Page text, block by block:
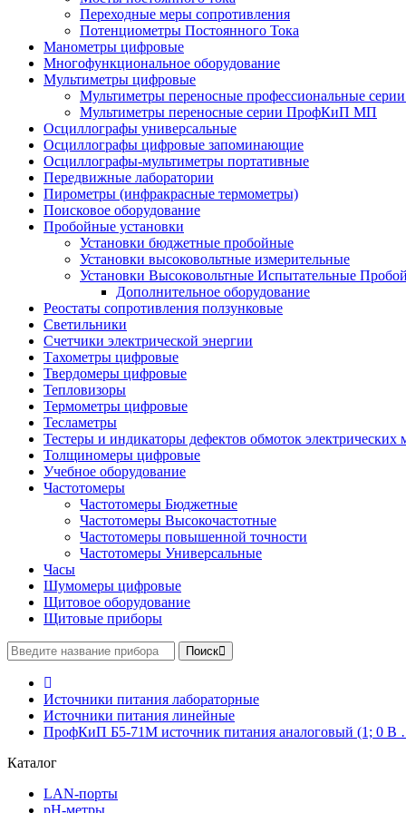
Переходные меры сопротивления
Потенциометры Постоянного Тока
Манометры цифровые
Многофункциональное оборудование
Мультиметры цифровые
Мультиметры переносные профессиональные
Мультиметры переносные серии ПрофКиП МП
Осциллографы универсальные
Осциллографы цифровые запоминающие
Осциллографы-мультиметры портативные
Передвижные лаборатории
Пирометры (инфракрасные термометры)
Поисковое оборудование
Пробойные установки
Установки бюджетные пробойные
Установки высоковольтные измерительные
Установки Высоковольтные Испытательные
Дополнительное оборудование
Реостаты сопротивления ползунковые
Светильники
Счетчики электрической энергии
Тахометры цифровые
Твердомеры цифровые
Тепловизоры
Термометры цифровые
Тесламетры
Тестеры и индикаторы дефектов обмоток электрических
Толщиномеры цифровые
Учебное оборудование
Частотомеры
Частотомеры Бюджетные
Частотомеры Высокочастотные
Частотомеры повышенной точности
Частотомеры Универсальные
Часы
Шумомеры цифровые
Щитовое оборудование
Щитовые приборы
Поиск
Источники питания лабораторные
Источники питания линейные
ПрофКиП Б5-71М источник питания аналоговый (1; 0
Каталог
LAN-порты
pH-метры